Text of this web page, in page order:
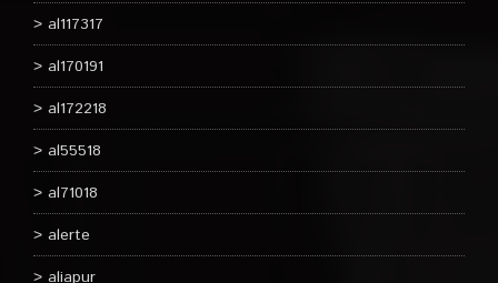
al117317
al170191
al172218
al55518
al71018
alerte
aliapur